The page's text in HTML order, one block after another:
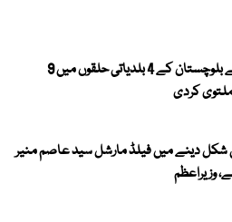
الیکشن کمیشن نے بلوچستان کے 4 بلدیاتی حلقوں میں 9
کردی
دینے میں فیلڈ مارشل سید عاصم منیر
وزیراعظم